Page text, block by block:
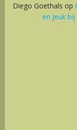
Diego Goethals op
en Jeuk